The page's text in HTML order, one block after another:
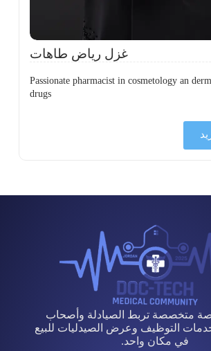
غزل رياض طاهات
Passionate pharmacist in cosmetology an
drugs
متخصصة تربط الصيادلة وأصحاب
التوظيف وعرض الصيدليات للبيع
في مكان واحد.